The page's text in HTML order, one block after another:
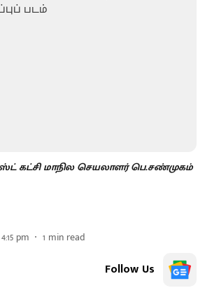
கட்சி மாநில செயலாளர் பெ.சண்முகம்
pm 1 min read
Follow Us